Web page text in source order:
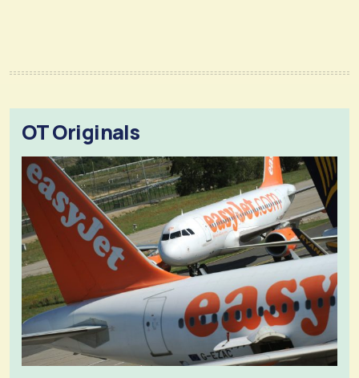
OT Originals